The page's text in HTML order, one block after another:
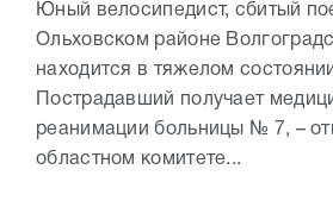
Юный велосипедист, сбитый
Ольховском районе
находится в тяжелом
Пострадавший получает
реанимации больницы № 7, –
областном комитете...